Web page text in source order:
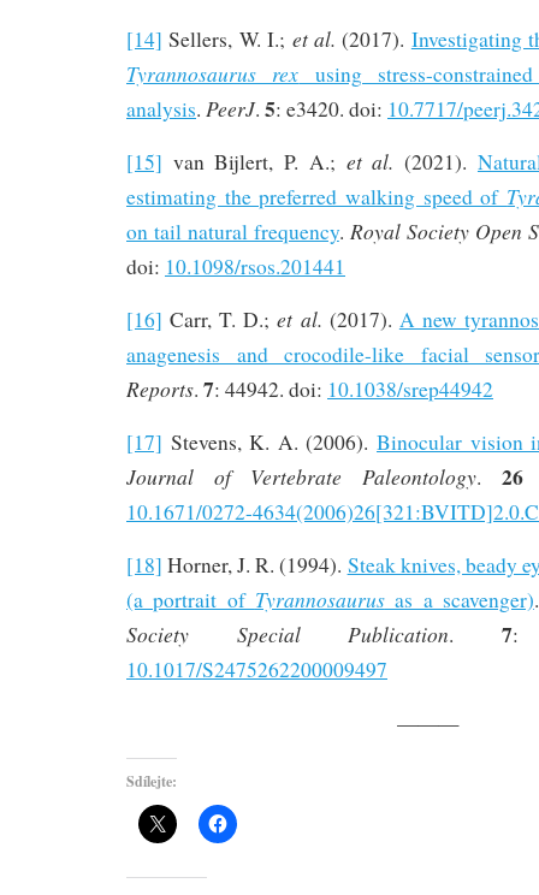
[14] Sellers, W. I.; et al. (2017). Investigating
Tyrannosaurus rex using stress-
analysis. PeerJ. 5: e3420. doi: 10.7717/
[15] van Bijlert, P. A.; et al. (2021).
estimating the preferred walking speed of
on tail natural frequency. Royal Society Open
doi: 10.1098/rsos.201441
[16] Carr, T. D.;et al. (2017). A new
anagenesis and crocodile-like facial
Reports. 7: 44942. doi: 10.1038/srep44942
[17] Stevens, K. A. (2006).Binocular vision
Journal of Vertebrate Paleontology. 26
10.1671/0272-
[18] Horner, J. R. (1994). Steak knives, beady
(a portrait of Tyrannosaurusas a scavenger)
Society Special Publication.7:
10.1017/S2475262200009497
———
Sdílejte: